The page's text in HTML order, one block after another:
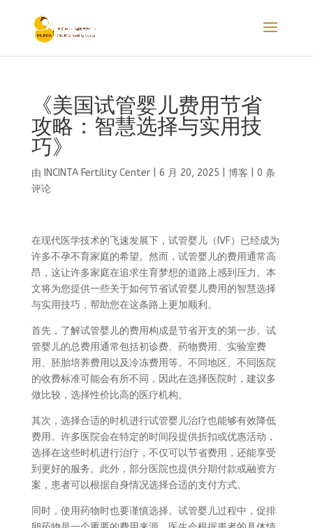
《美国试管婴儿费用节省
攻略：智慧选择与实用技
巧》
由 INCINTA Fertility Center| 6 月 20, 2025 博客
0 条
评论
在现代医学技术的飞速发展下，试管婴儿（IVF）已经成为
许多不孕不育家庭的希望。然而，试管婴儿的费用通常高
昂，这让许多家庭在追求生育梦想的道路上感到压力。本
文将为您提供一些关于如何节省试管婴儿费用的智慧选择
与实用技巧，帮助您在这条路上更加顺利。
首先，了解试管婴儿的费用构成是节省开支的第一步。试
管婴儿的总费用通常包括初诊费、药物费用、实验室费
用、胚胎培养费用以及冷冻费用等。不同地区、不同医院
的收费标准可能会有所不同，因此在选择医院时，建议多
做比较，选择性价比高的医疗机构。
其次，选择合适的时机进行试管婴儿治疗也能够有效降低
费用。许多医院会在特定的时间段提供折扣或优惠活动，
选择在这些时机进行治疗，不仅可以节省费用，还能享受
到更好的服务。此外，部分医院也提供分期付款或融资方
案，患者可以根据自身情况选择合适的支付方式。
同时，使用药物时也要谨慎选择。试管婴儿过程中，促排